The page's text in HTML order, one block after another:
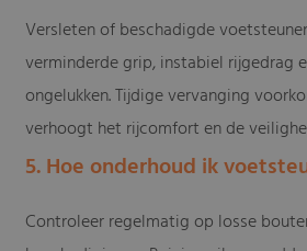
Versleten of beschadigde
verminderde grip, instabiel rijgedrag
ongelukken. Tijdige vervanging
verhoogt het rijcomfort en de
5. Hoe onderhoud ik
Controleer regelmatig op losse